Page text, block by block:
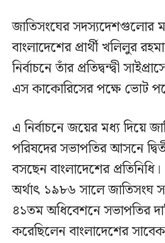
জাতিসংঘের সদস্যদেশগুলোর
বাংলাদেশের প্রার্থী খলিলুর
নির্বাচনে তাঁর প্রতিদ্বন্দ্বী
এস কাকোরিসের পক্ষে ভোট
এ নির্বাচনে জয়ের মধ্য দিয়ে
পরিষদের সভাপতির আসনে
বসছেন বাংলাদেশের
অর্থাৎ ১৯৮৬ সালে জাতিসংঘ
৪১তম অধিবেশনে সভাপতির
করেছিলেন বাংলাদেশের সাবেক